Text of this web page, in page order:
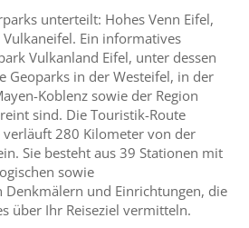
unterteilt: Hohes Venn Eifel,
Ein informatives
Vulkanland Eifel, unter dessen
Geoparks in der Westeifel, in der
Koblenz sowie der Region
sind. Die Touristik-Route
verläuft 280 Kilometer von der
Sie besteht aus 39 Stationen mit
sowie
Denkmälern und Einrichtungen, die
über Ihr Reiseziel vermitteln.